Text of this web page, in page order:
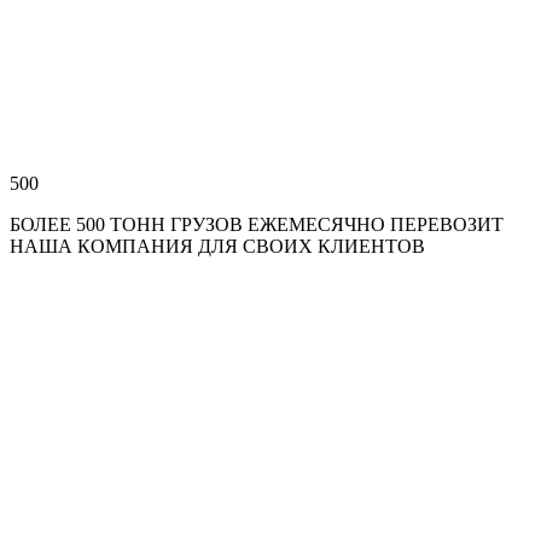
500
БОЛЕЕ 500 ТОНН ГРУЗОВ ЕЖЕМЕСЯЧНО ПЕРЕВОЗИТ
НАША КОМПАНИЯ ДЛЯ СВОИХ КЛИЕНТОВ